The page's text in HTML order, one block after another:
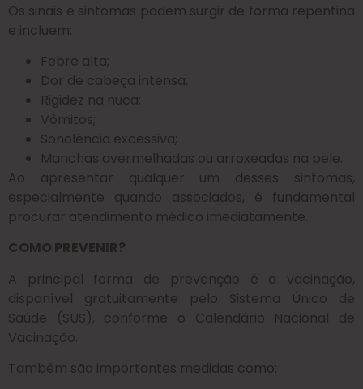
Os sinais e sintomas podem surgir de forma repentina
e incluem:
Febre alta;
Dor de cabeça intensa;
Rigidez na nuca;
Vômitos;
Sonolência excessiva;
Manchas avermelhadas ou arroxeadas na pele.
Ao apresentar qualquer um desses sintomas,
especialmente quando associados, é fundamental
procurar atendimento médico imediatamente.
COMO PREVENIR?
A principal forma de prevenção é a vacinação,
disponível gratuitamente pelo Sistema Único de
Saúde (SUS), conforme o Calendário Nacional de
Vacinação.
Também são importantes medidas como: